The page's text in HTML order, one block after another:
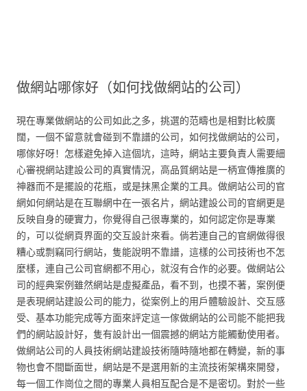
做網站哪傢好（如何找做網站的公司）
現在專業做網站的公司如此之多，挑選的范疇也是相對比較廣
闊，一個不留意就會碰到不靠譜的公司，如何找做網站的公司，
哪傢好呀！怎樣避免掉入這個坑，這時，網站主要負責人需要細
心審視網站建設公司的真實情況，高品質網站是一柄宣傳推廣的
神器而不是擺設的花瓶，或是抹黑企業的工具。做網站公司的官
網如何網站是在互聯網中在一張名片，網站建設公司的官網更是
反映自身的硬實力，你覺得自己很專業的，如何認定你是專業
的，可以從網頁界面的交互設計來看。倘若連自己的官網做得很
糟心或剽竊同行網站，隻能說明不靠譜，這樣的公司技術也不怎
麼樣，連自己公司官網都不用心，就沒有合作的必要。做網站公
司的經典案例雖然網站是虛擬產品，看不到，也摸不著，案例便
是表現網站建設公司的能力，從案例上的用戶體驗設計、交互感
受、基本功能完成等方面來評定這一傢做網站的公司能不能把我
們的網站設計好，隻有設計出一個震撼的網站方能觸動使用者。
做網站公司的人員技術網站建設技術隨時隨地都在轉變，新的事
物也會不間斷面世，網站是不是選用新的主流技術架構來開發，
每一個工作崗位之間的專業人員相互配合是不是密切。對於一些